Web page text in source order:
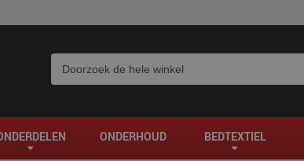
ONDERHOUD BEDTEXTIEL